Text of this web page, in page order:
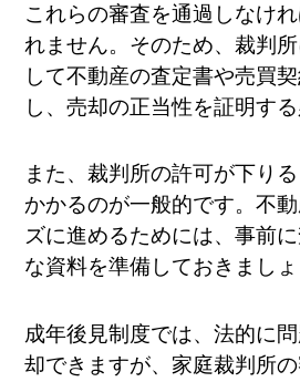
これらの審査を通過しなけ
れません。そのため、裁判
して不動産の査定書や売買
し、売却の正当性を証明す
また、裁判所の許可が下り
かかるのが一般的です。不
ズに進めるためには、事前
な資料を準備しておきましょ
成年後見制度では、法的に
却できますが、家庭裁判所